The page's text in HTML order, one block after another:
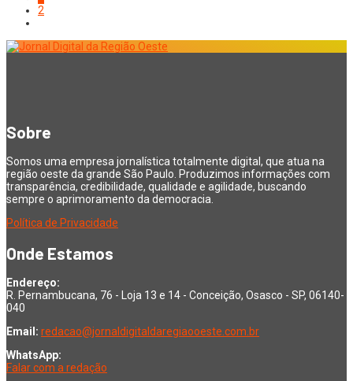
2
Sobre
Somos uma empresa jornalística totalmente digital, que atua na
região oeste da grande São Paulo. Produzimos informações com
transparência, credibilidade, qualidade e agilidade, buscando
sempre o aprimoramento da democracia.
Política de Privacidade
Onde Estamos
Endereço:
R. Pernambucana, 76 - Loja 13 e 14 - Conceição, Osasco - SP, 06140-
040
Email: redacao@jornaldigitaldaregiaooeste.com.br
WhatsApp:
Falar com a redação